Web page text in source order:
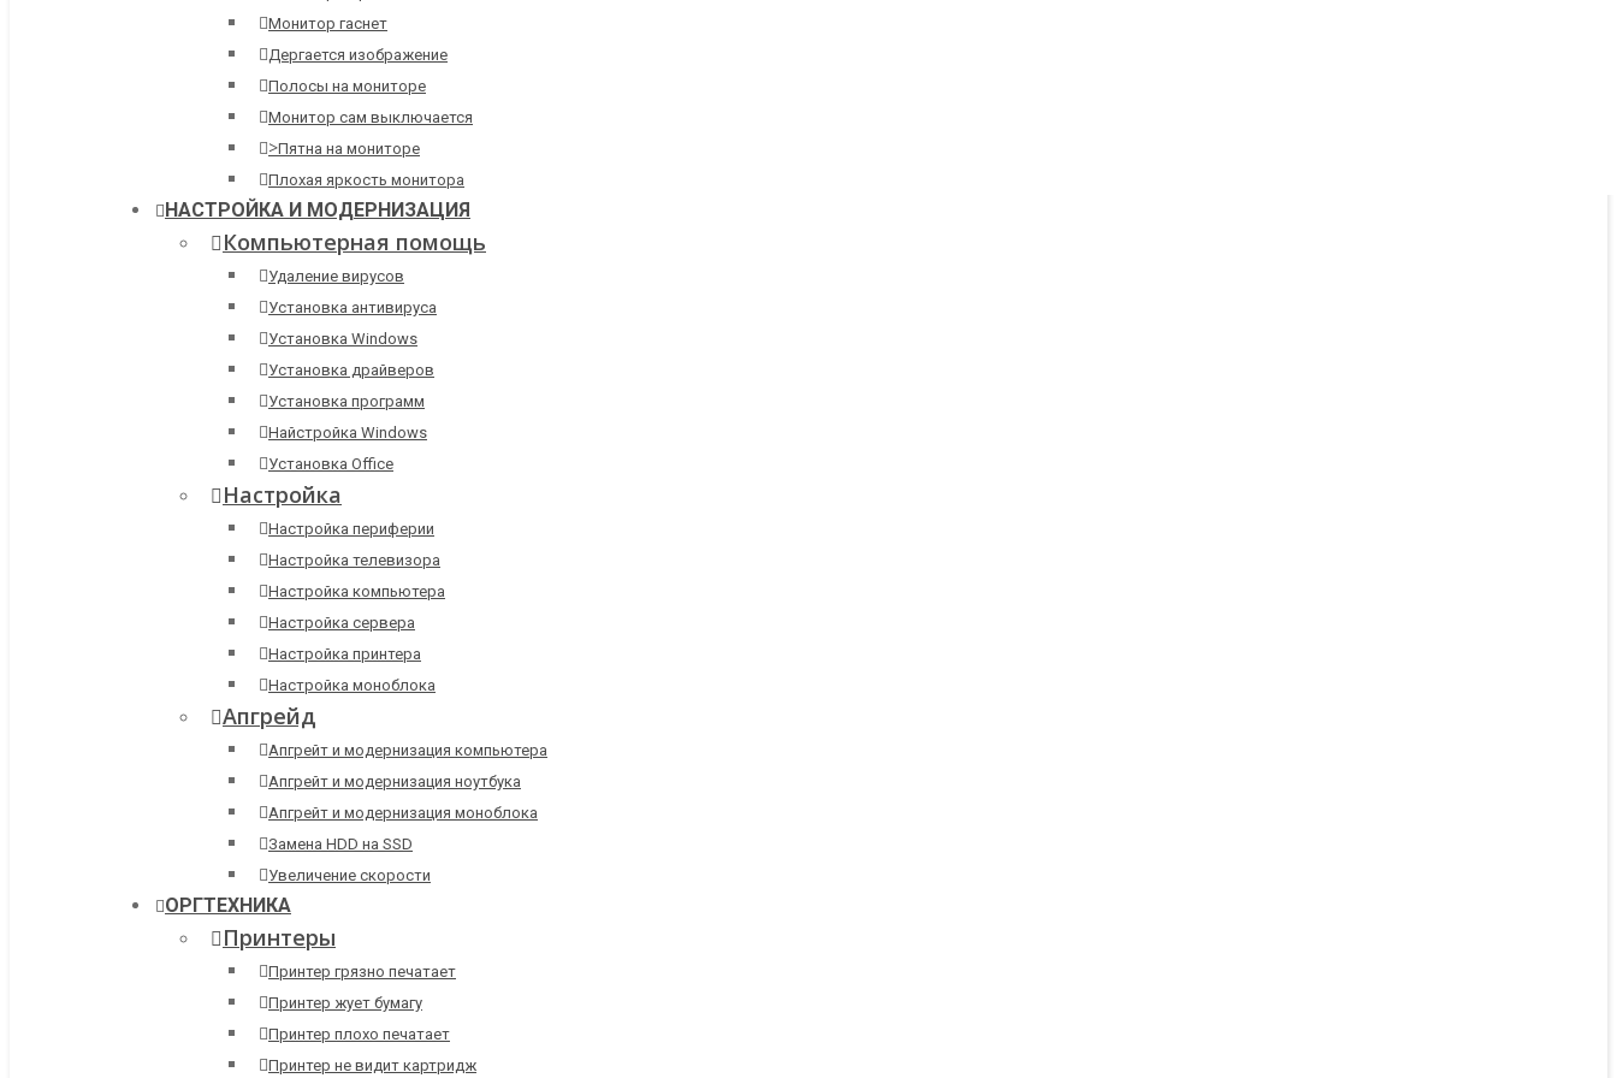
Монитор гаснет
Дергается изображение
Полосы на мониторе
Монитор сам выключается
>Пятна на мониторе
Плохая яркость монитора
НАСТРОЙКА И МОДЕРНИЗАЦИЯ
Компьютерная помощь
Удаление вирусов
Установка антивируса
Установка Windows
Установка драйверов
Установка программ
Найстройка Windows
Установка Office
Настройка
Настройка периферии
Настройка телевизора
Настройка компьютера
Настройка сервера
Настройка принтера
Настройка моноблока
Апгрейд
Апгрейт и модернизация компьютера
Апгрейт и модернизация ноутбука
Апгрейт и модернизация моноблока
Замена HDD на SSD
Увеличение скорости
ОРГТЕХНИКА
Принтеры
Принтер грязно печатает
Принтер жует бумагу
Принтер плохо печатает
Принтер не видит картридж